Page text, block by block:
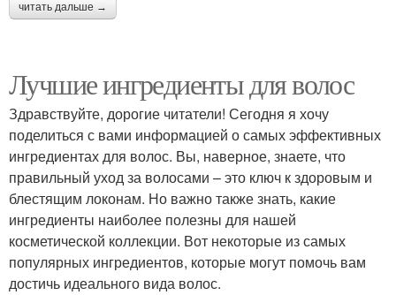
читать дальше →
Лучшие ингредиенты для волос
Здравствуйте, дорогие читатели! Сегодня я хочу
поделиться с вами информацией о самых эффективных
ингредиентах для волос. Вы, наверное, знаете, что
правильный уход за волосами – это ключ к здоровым и
блестящим локонам. Но важно также знать, какие
ингредиенты наиболее полезны для нашей
косметической коллекции. Вот некоторые из самых
популярных ингредиентов, которые могут помочь вам
достичь идеального вида волос.